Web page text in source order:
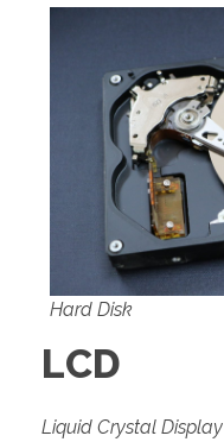
Hard Disk
LCD
Liquid Crystal Display